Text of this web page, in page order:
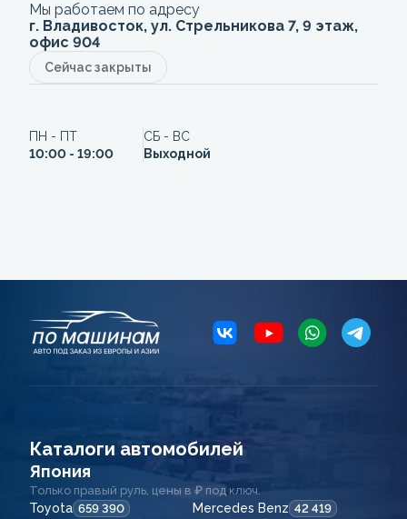
Мы работаем по адресу
г. Владивосток, ул. Стрельникова 7, 9 этаж,
офис 904
Сейчас закрыты
ПН - ПТ
10:00 - 19:00
СБ - ВС
Выходной
Каталоги автомобилей
Япония
Только правый руль, цены в ₽ под ключ.
Toyota 659 390 Mercedes Benz 42 419